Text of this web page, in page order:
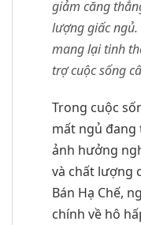
giảm căng
lượng giấc ngủ.
mang lại tinh
trợ cuộc sống
Trong cuộc
mất ngủ đang
ảnh hưởng
và chất lượng
Bán Hạ Chế,
chính về hô